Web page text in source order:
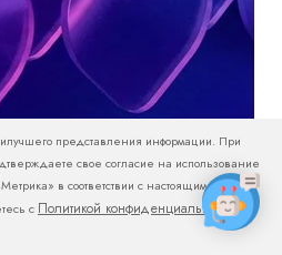
представления информации. При
свое согласие на использование
в соответствии с настоящим
с Политикой конфиденциальности.